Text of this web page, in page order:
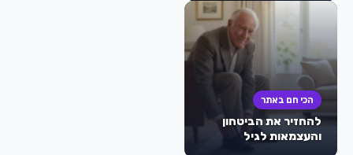
הטרנד של משרדים
להשקעה בישראל
הכי חם באתר
להחזיר את הביטחון
והעצמאות לגיל